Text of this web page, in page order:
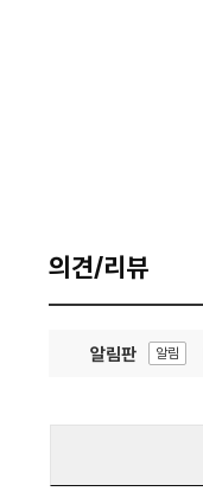
의견/리뷰
알림판 알림